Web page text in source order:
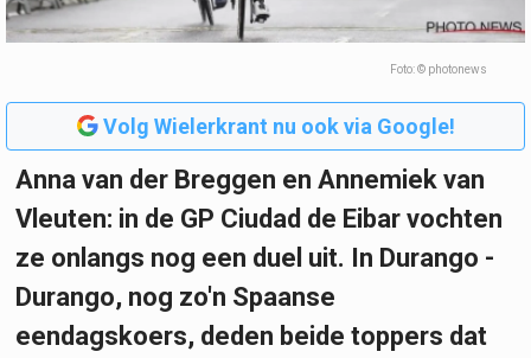
Foto: © photonews
Volg Wielerkrant nu ook via Google!
Anna van der Breggen en Annemiek van
Vleuten: in de GP Ciudad de Eibar vochten
ze onlangs nog een duel uit. In Durango -
Durango, nog zo'n Spaanse
eendagskoers, deden beide toppers dat